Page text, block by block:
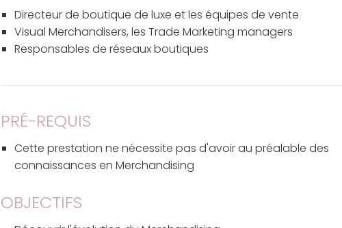
Directeur de boutique de luxe et les équipes de vente
Visual Merchandisers, les Trade Marketing managers
Responsables de réseaux boutiques
PRÉ-REQUIS
Cette prestation ne nécessite pas d'avoir au préalable des
connaissances en Merchandising
OBJECTIFS